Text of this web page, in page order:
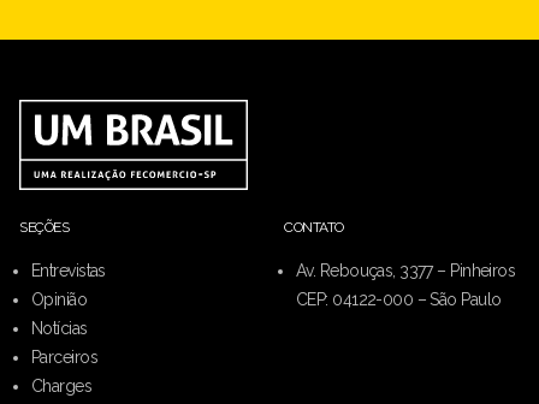
SEÇÕES
Entrevistas
Opinião
Notícias
Parceiros
Charges
CONTATO
Av. Rebouças, 3377 – Pinheiros
CEP: 04122-000 – São Paulo